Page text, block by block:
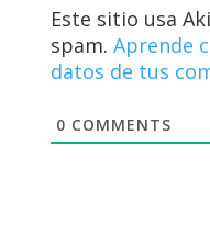
Este sitio usa
spam. Aprende
datos de tus
0 COMMENTS